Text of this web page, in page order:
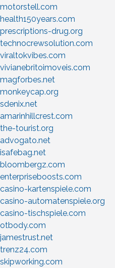
motorstell.com
health150years.com
prescriptions-drug.org
technocrewsolution.com
viraltokvibes.com
vivianebritoimoveis.com
magforbes.net
monkeycap.org
sdenix.net
amarinhillcrest.com
the-tourist.org
advogato.net
isafebag.net
bloombergz.com
enterpriseboosts.com
casino-kartenspiele.com
casino-automatenspiele.org
casino-tischspiele.com
otbody.com
jamestrust.net
trenz24.com
skipworking.com